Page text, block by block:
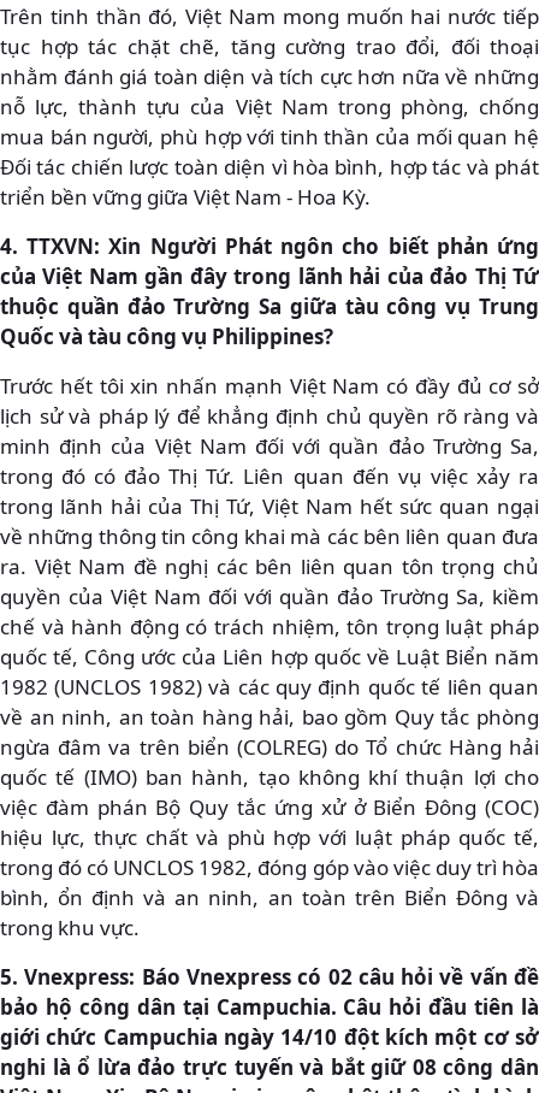
Trên tinh thần đó, Việt Nam mong muốn hai nước tiếp
tục hợp tác chặt chẽ, tăng cường trao đổi, đối thoại
nhằm đánh giá toàn diện và tích cực hơn nữa về những
nỗ lực, thành tựu của Việt Nam trong phòng, chống
mua bán người, phù hợp với tinh thần của mối quan hệ
Đối tác chiến lược toàn diện vì hòa bình, hợp tác và phát
triển bền vững giữa Việt Nam - Hoa Kỳ.
4. TTXVN: Xin Người Phát ngôn cho biết phản ứng
của Việt Nam gần đây trong lãnh hải của đảo Thị Tứ
thuộc quần đảo Trường Sa giữa tàu công vụ Trung
Quốc và tàu công vụ Philippines?
Trước hết tôi xin nhấn mạnh Việt Nam có đầy đủ cơ sở
lịch sử và pháp lý để khẳng định chủ quyền rõ ràng và
minh định của Việt Nam đối với quần đảo Trường Sa,
trong đó có đảo Thị Tứ. Liên quan đến vụ việc xảy ra
trong lãnh hải của Thị Tứ, Việt Nam hết sức quan ngại
về những thông tin công khai mà các bên liên quan đưa
ra. Việt Nam đề nghị các bên liên quan tôn trọng chủ
quyền của Việt Nam đối với quần đảo Trường Sa, kiềm
chế và hành động có trách nhiệm, tôn trọng luật pháp
quốc tế, Công ước của Liên hợp quốc về Luật Biển năm
1982 (UNCLOS 1982) và các quy định quốc tế liên quan
về an ninh, an toàn hàng hải, bao gồm Quy tắc phòng
ngừa đâm va trên biển (COLREG) do Tổ chức Hàng hải
quốc tế (IMO) ban hành, tạo không khí thuận lợi cho
việc đàm phán Bộ Quy tắc ứng xử ở Biển Đông (COC)
hiệu lực, thực chất và phù hợp với luật pháp quốc tế,
trong đó có UNCLOS 1982, đóng góp vào việc duy trì hòa
bình, ổn định và an ninh, an toàn trên Biển Đông và
trong khu vực.
5. Vnexpress: Báo Vnexpress có 02 câu hỏi về vấn đề
bảo hộ công dân tại Campuchia. Câu hỏi đầu tiên là
giới chức Campuchia ngày 14/10 đột kích một cơ sở
nghi là ổ lừa đảo trực tuyến và bắt giữ 08 công dân